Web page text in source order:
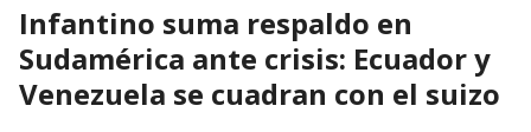
Infantino suma respaldo en
Sudamérica ante crisis: Ecuador y
Venezuela se cuadran con el suizo